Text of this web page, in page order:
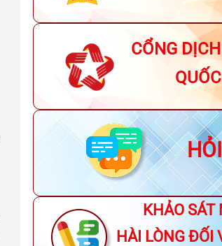
CỔNG
KHẢO SÁT
HÀI LÒNG ĐỐI